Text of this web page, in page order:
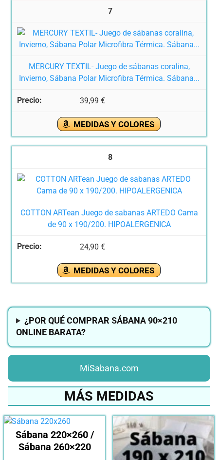
7
MERCURY TEXTIL- Juego de sábanas coralina,
Invierno, Sábana Polar Microfibra Térmica. Sábana...
39,99 €
MEDIDAS Y COLORES
8
COTTON ARTean Juego de sabanas ARTEDO Cama
de 90 x 190/200. HIPOALERGENICA
24,90 €
MEDIDAS Y COLORES
¿POR QUÉ COMPRAR SÁBANA 90×210
ONLINE BARATA?
MiSabana.com
MÁS MEDIDAS
Sábana 220×260 /
Sábana 260×220